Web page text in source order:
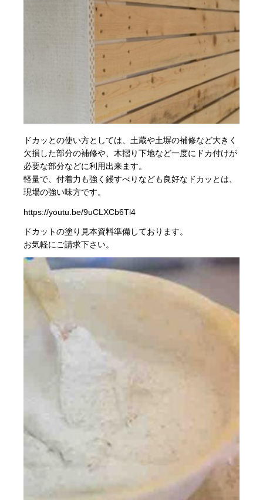
ドカッとの使い方としては、土蔵や土塀の補修など大きく
欠損した部分の補修や、木摺り下地など一度にドカ付けが
必要な部分などに利用出来ます。
軽量で、付着力も強く鏝すべりなども良好なドカッとは、
現場の強い味方です。
https://youtu.be/9uCLXCb6Tl4
ドカットの塗り見本資料準備しております。
お気軽にご請求下さい。